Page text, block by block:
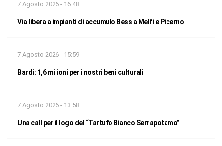
7 Agosto 2026 - 16:48
Via libera a impianti di accumulo Bess a Melfi e Picerno
7 Agosto 2026 - 15:59
Bardi: 1,6 milioni per i nostri beni culturali
7 Agosto 2026 - 13:58
Una call per il logo del “Tartufo Bianco Serrapotamo”